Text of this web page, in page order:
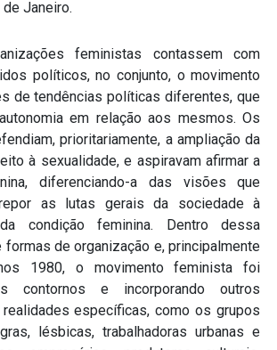
Janeiro.
feministas contassem com
políticos, no conjunto, o movimento
de tendências políticas diferentes, que
em relação aos mesmos. Os
prioritariamente, a ampliação da
à sexualidade, e aspiravam afirmar a
diferenciando-a das visões que
as lutas gerais da sociedade à
condição feminina. Dentro dessa
de organização e, principalmente
1980, o movimento feminista foi
contornos e incorporando outros
específicas, como os grupos
lésbicas, trabalhadoras urbanas e